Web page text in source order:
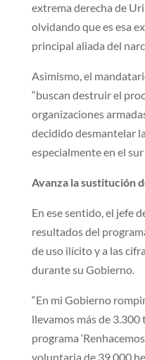
extrema derecha de
olvidando que es esa
principal aliada del
Asimismo, el
“buscan destruir el
organizaciones
decidido desmantelar
especialmente en el sur
Avanza la sustitución
En ese sentido, el jefe
resultados del
de uso ilícito y a las
durante su Gobierno.
“En mi Gobierno
llevamos más de
programa
voluntaria de 39.000